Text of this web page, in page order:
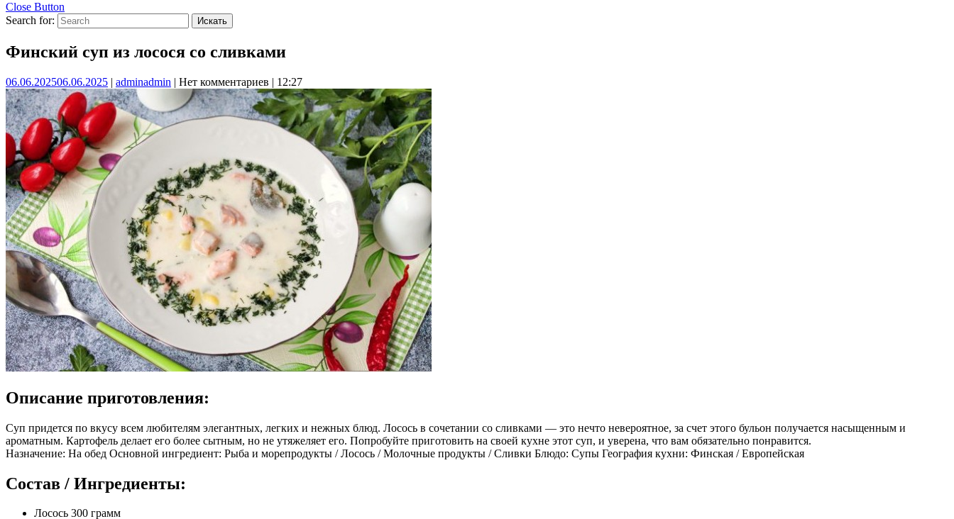
Close Button
Search for:
Финский суп из лосося со сливками
06.06.202506.06.2025 | adminadmin | Нет комментариев | 12:27
Описание приготовления:
Суп придется по вкусу всем любителям элегантных, легких и нежных блюд. Лосось в сочетании со сливками — это нечто невероятное, за счет этого бульон получается насыщенным и
ароматным. Картофель делает его более сытным, но не утяжеляет его. Попробуйте приготовить на своей кухне этот суп, и уверена, что вам обязательно понравится.
Назначение: На обед Основной ингредиент: Рыба и морепродукты / Лосось / Молочные продукты / Сливки Блюдо: Супы География кухни: Финская / Европейская
Состав / Ингредиенты:
Лосось 300 грамм